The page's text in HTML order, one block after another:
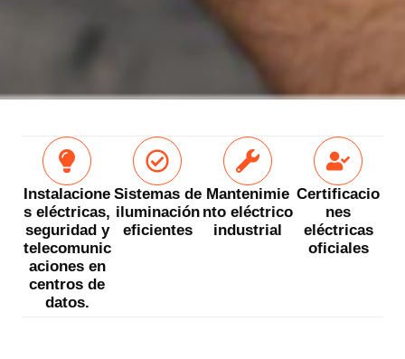
Instalacione
s eléctricas,
seguridad y
telecomunic
aciones en
centros de
datos.
Sistemas de
iluminación
eficientes
Mantenimie
nto eléctrico
industrial
Certificacio
nes
eléctricas
oficiales